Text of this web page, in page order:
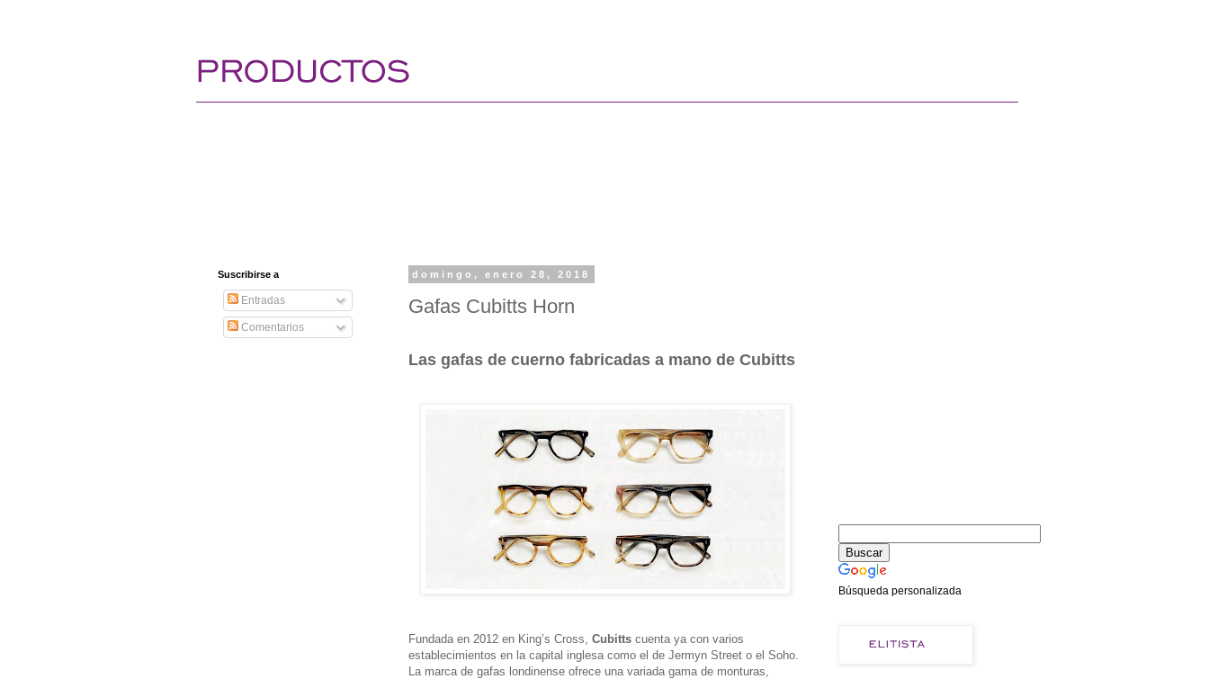
domingo, enero 28, 2018
Gafas Cubitts Horn
Las gafas de cuerno fabricadas a mano de Cubitts
Fundada en 2012 en King’s Cross, Cubitts cuenta ya con varios
establecimientos en la capital inglesa como el de Jermyn Street o el Soho.
La marca de gafas londinense ofrece una variada gama de monturas,
Suscribirse a
Entradas
Comentarios
Búsqueda personalizada